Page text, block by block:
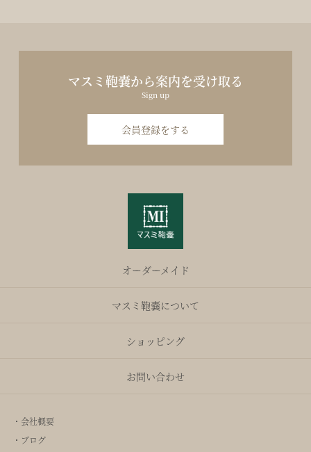
マスミ鞄嚢から案内を受け取る
Sign up
会員登録をする
オーダーメイド
マスミ鞄嚢について
ショッピング
お問い合わせ
・会社概要
・ブログ